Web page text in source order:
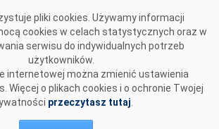
pliki cookies. Używamy informacji
cookies w celach statystycznych oraz w
serwisu do indywidualnych potrzeb
użytkowników.
internetowej można zmienić ustawienia
Więcej o plikach cookies i o ochronie Twojej
przeczytasz tutaj